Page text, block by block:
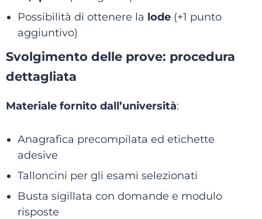
Possibilità di ottenere la lode (+1 punto
aggiuntivo)
Svolgimento delle prove: procedura
dettagliata
Materiale fornito dall’università:
Anagrafica precompilata ed etichette
adesive
Talloncini per gli esami selezionati
Busta sigillata con domande e modulo
risposte